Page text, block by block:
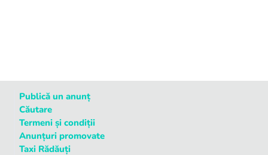
Publică un anunț
Căutare
Termeni și condiții
Anunțuri promovate
Taxi Rădăuți